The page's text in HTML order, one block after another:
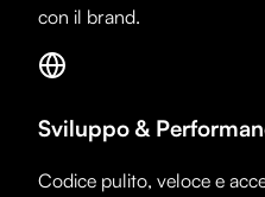
con il brand.
Sviluppo &
Codice pulito, veloce e